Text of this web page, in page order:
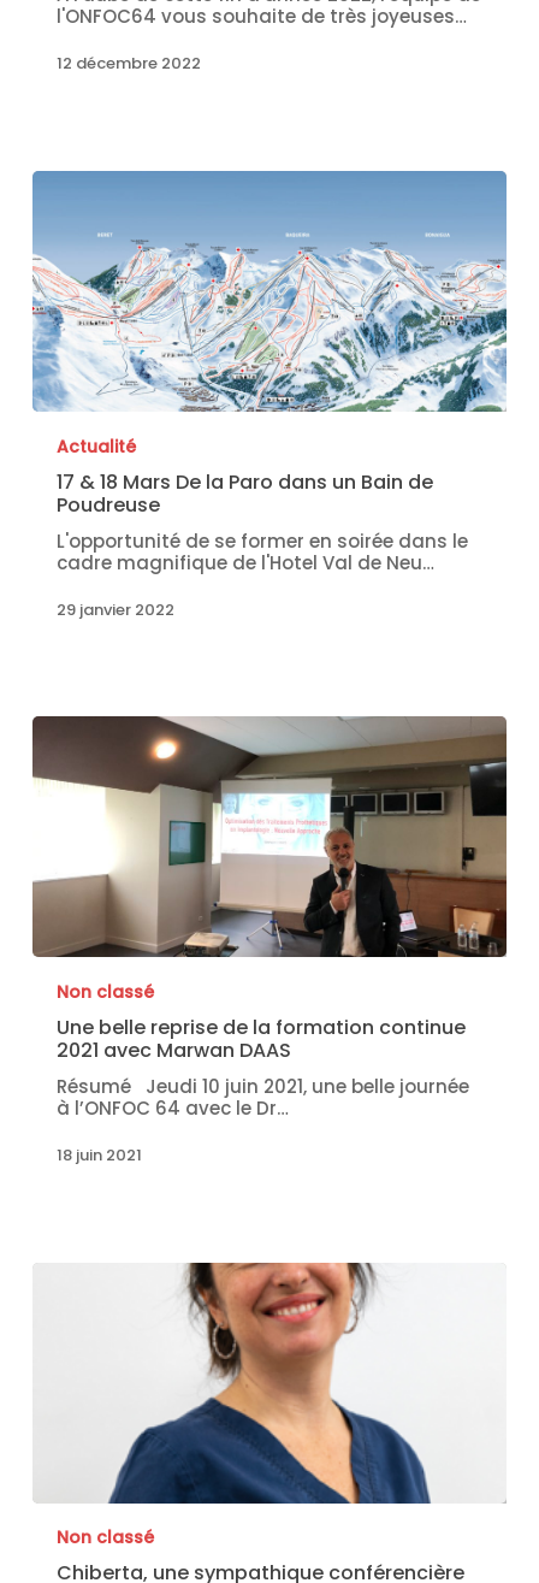
l'ONFOC64 vous souhaite de très joyeuses…
12 décembre 2022
Actualité
17 & 18 Mars De la Paro dans un Bain de
Poudreuse
L'opportunité de se former en soirée dans le
cadre magnifique de l'Hotel Val de Neu…
29 janvier 2022
Non classé
Une belle reprise de la formation continue
2021 avec Marwan DAAS
Résumé Jeudi 10 juin 2021, une belle journée
à l’ONFOC 64 avec le Dr…
18 juin 2021
Non classé
Chiberta, une sympathique conférencière